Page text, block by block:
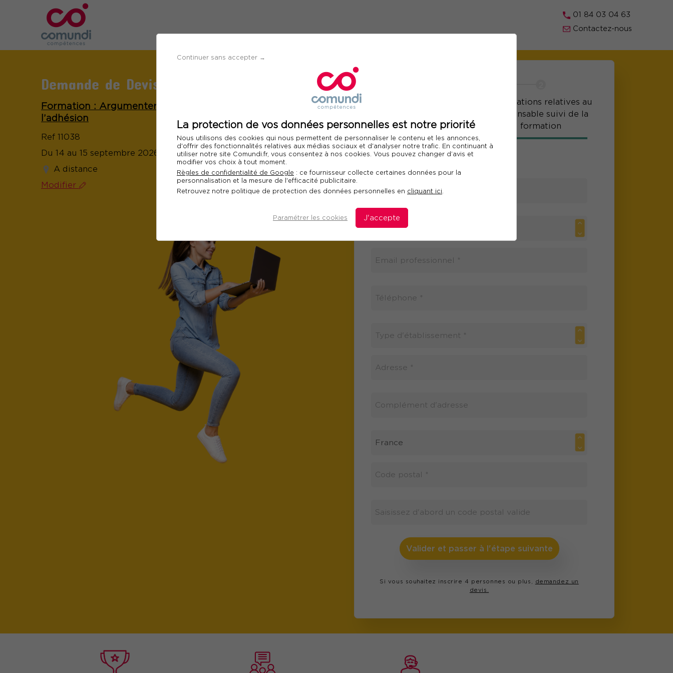
Continuer sans accepter →
La protection de vos données personnelles est notre priorité
Nous utilisons des cookies qui nous permettent de personnaliser le contenu et les annonces,
d'offrir des fonctionnalités relatives aux médias sociaux et d'analyser notre trafic. En continuant à
utiliser notre site Comundi.fr, vous consentez à nos cookies. Vous pouvez changer d’avis et
modifier vos choix à tout moment.
Règles de confidentialité de Google : ce fournisseur collecte certaines données pour la
personnalisation et la mesure de l'efficacité publicitaire.
Retrouvez notre politique de protection des données personnelles en cliquant ici.
Paramétrer les cookies J'accepte
01 84 03 04 63
Contactez-nous
Demande de Devis
Formation : Argumenter et débattre pour remporter
l’adhésion
Ref 11038
Du 14 au 15 septembre 2026
A distance
Modifier
Informations relatives au
responsable suivi de la
formation
Information sur le participant
Valider et passer à l'étape suivante
Si vous souhaitez inscrire 4 personnes ou plus, demandez un
devis.